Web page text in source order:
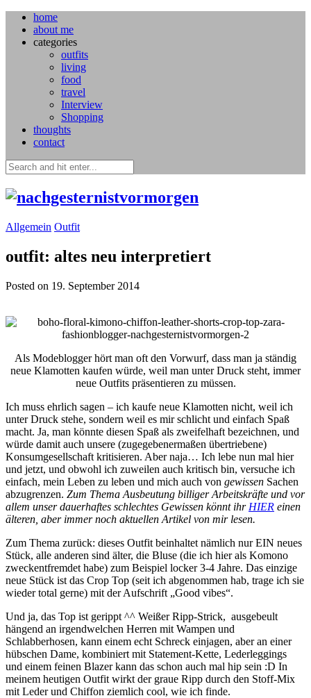
home
about me
categories
outfits
living
food
travel
Interview
Shopping
thoughts
contact
Allgemein Outfit
outfit: altes neu interpretiert
Posted on 19. September 2014
Als Modeblogger hört man oft den Vorwurf, dass man ja ständig
neue Klamotten kaufen würde, weil man unter Druck steht, immer
neue Outfits präsentieren zu müssen.
Ich muss ehrlich sagen – ich kaufe neue Klamotten nicht, weil ich
unter Druck stehe, sondern weil es mir schlicht und einfach Spaß
macht. Ja, man könnte diesen Spaß als zweifelhaft bezeichnen, und
würde damit auch unsere (zugegebenermaßen übertriebene)
Konsumgesellschaft kritisieren. Aber naja… Ich lebe nun mal hier
und jetzt, und obwohl ich zuweilen auch kritisch bin, versuche ich
einfach, mein Leben zu leben und mich auch von gewissen Sachen
abzugrenzen. Zum Thema Ausbeutung billiger Arbeitskräfte und vor
allem unser dauerhaftes schlechtes Gewissen könnt ihr HIER einen
älteren, aber immer noch aktuellen Artikel von mir lesen.
Zum Thema zurück: dieses Outfit beinhaltet nämlich nur EIN neues
Stück, alle anderen sind älter, die Bluse (die ich hier als Komono
zweckentfremdet habe) zum Beispiel locker 3-4 Jahre. Das einzige
neue Stück ist das Crop Top (seit ich abgenommen hab, trage ich sie
wieder total gerne) mit der Aufschrift „Good vibes“.
Und ja, das Top ist gerippt ^^ Weißer Ripp-Strick, ausgebeult
hängend an irgendwelchen Herren mit Wampen und
Schlabberhosen, kann einem echt Schreck einjagen, aber an einer
hübschen Dame, kombiniert mit Statement-Kette, Lederleggings
und einem feinen Blazer kann das schon auch mal hip sein :D In
meinem heutigen Outfit wirkt der graue Ripp durch den Stoff-Mix
mit Leder und Chiffon ziemlich cool, wie ich finde.